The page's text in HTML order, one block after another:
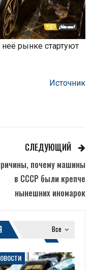
рынке стартуют
Источник
СЛЕДУЮЩИЙ
почему машины
в СССР были крепче
нынешних иномарок
Все